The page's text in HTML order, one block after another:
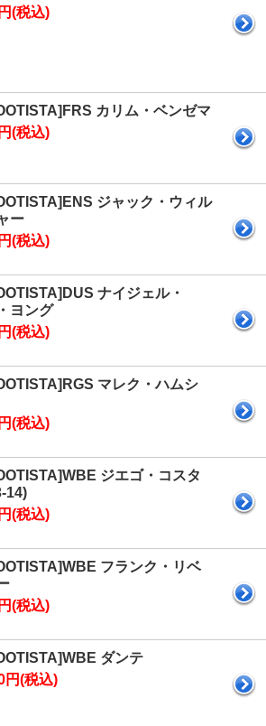
(税込)
カリム・ベンゼマ
(税込)
ジャック・ウィル
ー
(税込)
ナイジェル・
ヨング
(税込)
マレク・ハムシ
(税込)
ジエゴ・コスタ
14)
(税込)
フランク・リベ
(税込)
ダンテ
円(税込)